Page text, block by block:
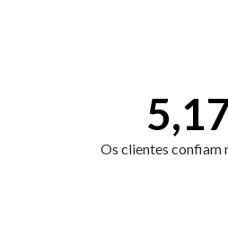
Os clientes confiam